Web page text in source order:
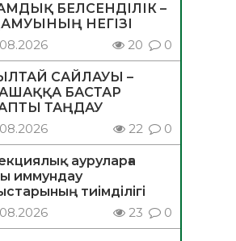
БЕЛСЕНДІЛІК –
НЕГІЗІ
20 0
САЙЛАУЫ –
БАСТАР
ТАҢДАУ
22 0
ауруларға
иммундау
тиімділігі
23 0